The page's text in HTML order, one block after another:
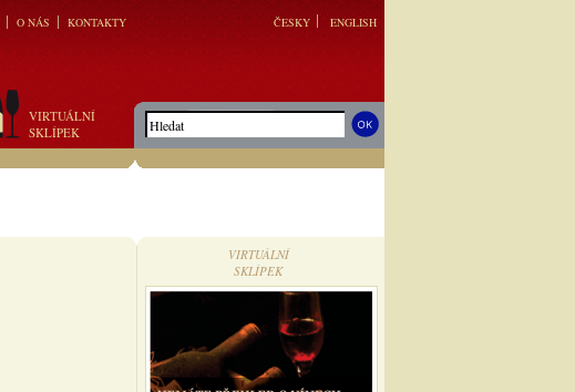
O NÁS KONTAKTY ČESKY ENGLISH
VIRTUÁLNÍ
SKLÍPEK
VIRTUÁLNÍ
SKLÍPEK